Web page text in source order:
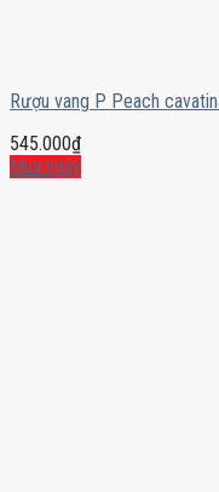
Rượu vang P Peach
545.000₫
Mua ngay